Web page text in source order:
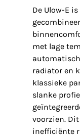
De Ulow-E
met lage
radiator en
klassieke
slanke
voorzien.
inefficiënte